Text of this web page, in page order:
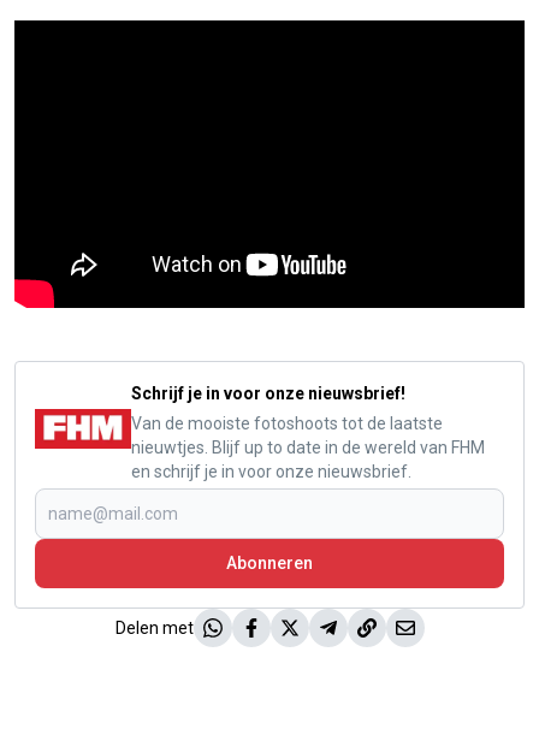
Schrijf je in voor onze nieuwsbrief!
Van de mooiste fotoshoots tot de laatste
nieuwtjes. Blijf up to date in de wereld van FHM
en schrijf je in voor onze nieuwsbrief.
Abonneren
Delen met